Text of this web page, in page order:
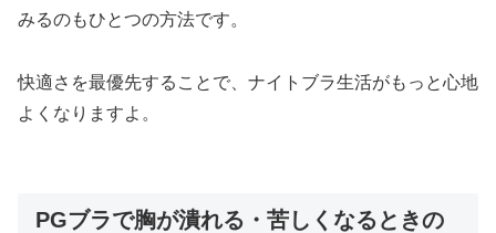
みるのもひとつの方法です。
快適さを最優先することで、ナイトブラ生活がもっと心地
よくなりますよ。
PGブラで胸が潰れる・苦しくなるときの